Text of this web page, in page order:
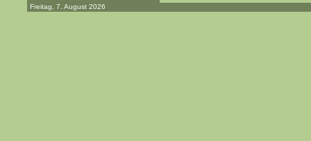
Freitag, 7. August 2026